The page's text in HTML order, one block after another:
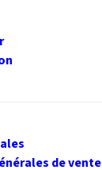
de vente